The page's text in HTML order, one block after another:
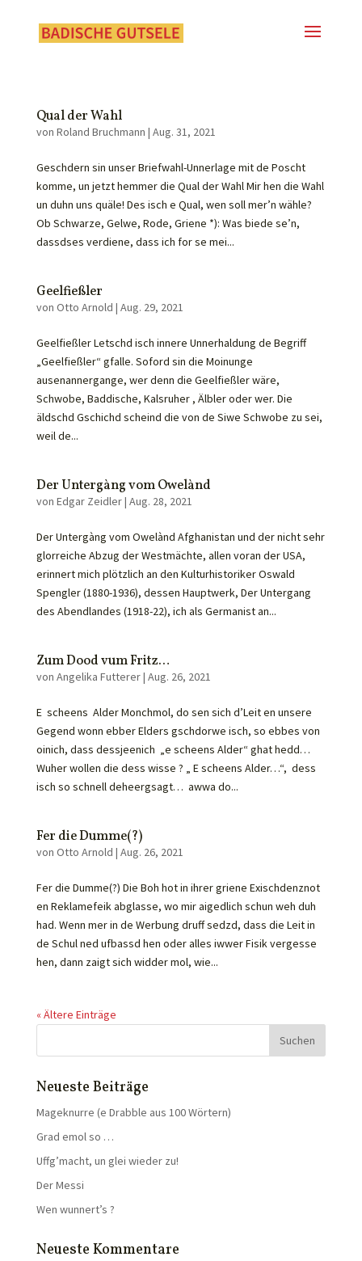
Qual der Wahl
von Roland Bruchmann | Aug. 31, 2021
Geschdern sin unser Briefwahl-Unnerlage mit de Poscht
komme, un jetzt hemmer die Qual der Wahl Mir hen die Wahl
un duhn uns quäle! Des isch e Qual, wen soll mer’n wähle?
Ob Schwarze, Gelwe, Rode, Griene *): Was biede se’n,
dassdses verdiene, dass ich for se mei...
Geelfießler
von Otto Arnold | Aug. 29, 2021
Geelfießler Letschd isch innere Unnerhaldung de Begriff
„Geelfießler“ gfalle. Soford sin die Moinunge
ausenannergange, wer denn die Geelfießler wäre,
Schwobe, Baddische, Kalsruher , Älbler oder wer. Die
äldschd Gschichd scheind die von de Siwe Schwobe zu sei,
weil de...
Der Untergàng vom Owelànd
von Edgar Zeidler| Aug. 28, 2021
Der Untergàng vom Owelànd Afghanistan und der nicht sehr
glorreiche Abzug der Westmächte, allen voran der USA,
erinnert mich plötzlich an den Kulturhistoriker Oswald
Spengler (1880-1936), dessen Hauptwerk, Der Untergang
des Abendlandes (1918-22), ich als Germanist an...
Zum Dood vum Fritz…
von Angelika Futterer| Aug. 26, 2021
E scheens Alder Monchmol, do sen sich d’Leit en unsere
Gegend wonn ebber Elders gschdorwe isch, so ebbes von
oinich, dass dessjeenich „e scheens Alder“ ghat hedd…
Wuher wollen die dess wisse ? „ E scheens Alder…“, dess
isch so schnell deheergsagt… awwa do...
Fer die Dumme(?)
von Otto Arnold | Aug. 26, 2021
Fer die Dumme(?) Die Boh hot in ihrer griene Exischdenznot
en Reklamefeik abglasse, wo mir aigedlich schun weh duh
had. Wenn mer in de Werbung druff sedzd, dass die Leit in
de Schul ned ufbassd hen oder alles iwwer Fisik vergesse
hen, dann zaigt sich widder mol, wie...
« Ältere Einträge
Neueste Beiträge
Mageknurre (e Drabble aus 100 Wörtern)
Grad emol so …
Uffg’macht, un glei wieder zu!
Der Messi
Wen wunnert’s ?
Neueste Kommentare